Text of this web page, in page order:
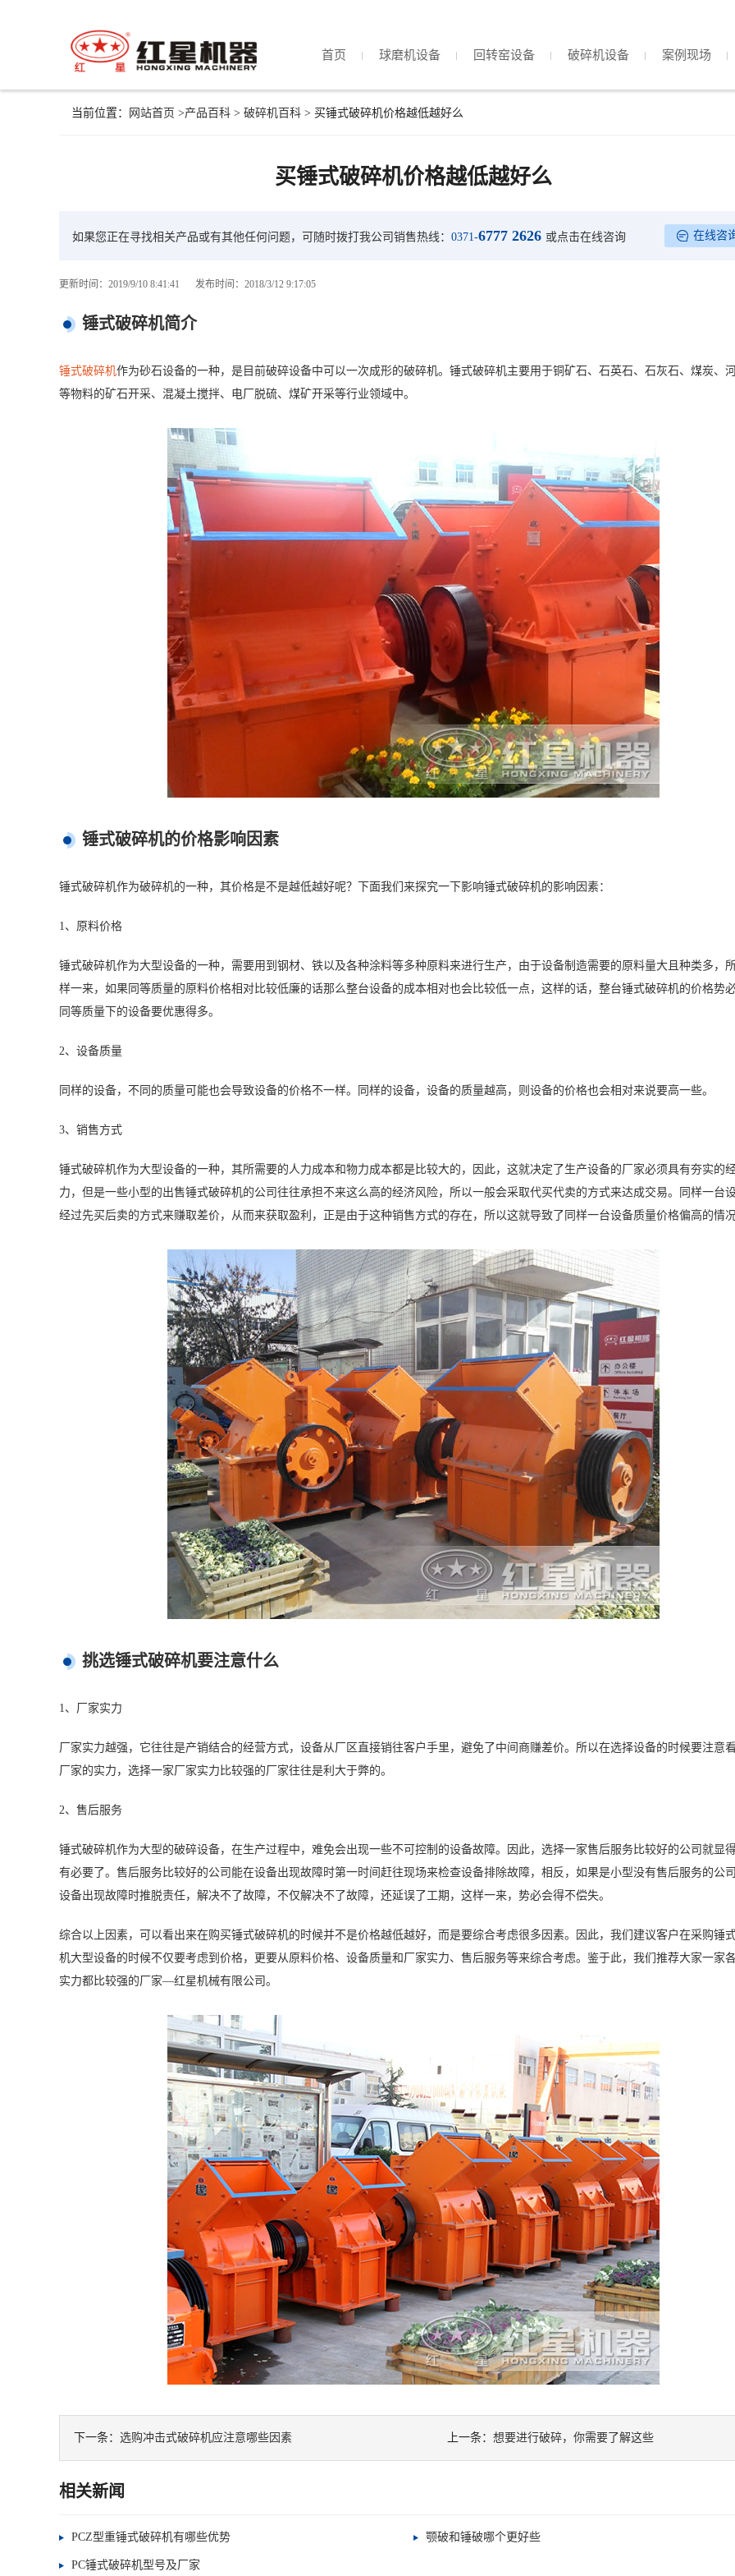
首页 球磨机设备 回转窑设备 破碎机设备 案例现场
当前位置： 网站首页 >产品百科 > 破碎机百科 > 买锤式破碎机价格越低越好么
买锤式破碎机价格越低越好么
如果您正在寻找相关产品或有其他任何问题，可随时拨打我公司销售热线： 0371-6777 2626 或点击在线咨询 在线咨
更新时间：2019/9/10 8:41:41 发布时间：2018/3/12 9:17:05
锤式破碎机简介
锤式破碎机作为砂石设备的一种，是目前破碎设备中可以一次成形的破碎机。锤式破碎机主要用于铜矿石、石英石、石灰石、煤炭、
等物料的矿石开采、混凝土搅拌、电厂脱硫、煤矿开采等行业领域中。
锤式破碎机的价格影响因素
锤式破碎机作为破碎机的一种，其价格是不是越低越好呢？下面我们来探究一下影响锤式破碎机的影响因素：
1、原料价格
锤式破碎机作为大型设备的一种，需要用到钢材、铁以及各种涂料等多种原料来进行生产，由于设备制造需要的原料量大且种类多，
样一来，如果同等质量的原料价格相对比较低廉的话那么整台设备的成本相对也会比较低一点，这样的话，整台锤式破碎机的价格势
同等质量下的设备要优惠得多。
2、设备质量
同样的设备，不同的质量可能也会导致设备的价格不一样。同样的设备，设备的质量越高，则设备的价格也会相对来说要高一些。
3、销售方式
锤式破碎机作为大型设备的一种，其所需要的人力成本和物力成本都是比较大的，因此，这就决定了生产设备的厂家必须具有夯实的
力，但是一些小型的出售锤式破碎机的公司往往承担不来这么高的经济风险，所以一般会采取代买代卖的方式来达成交易。同样一台
经过先买后卖的方式来赚取差价，从而来获取盈利，正是由于这种销售方式的存在，所以这就导致了同样一台设备质量价格偏高的情
挑选锤式破碎机要注意什么
1、厂家实力
厂家实力越强，它往往是产销结合的经营方式，设备从厂区直接销往客户手里，避免了中间商赚差价。所以在选择设备的时候要注意
厂家的实力，选择一家厂家实力比较强的厂家往往是利大于弊的。
2、售后服务
锤式破碎机作为大型的破碎设备，在生产过程中，难免会出现一些不可控制的设备故障。因此，选择一家售后服务比较好的公司就显
有必要了。售后服务比较好的公司能在设备出现故障时第一时间赶往现场来检查设备排除故障，相反，如果是小型没有售后服务的公
设备出现故障时推脱责任，解决不了故障，不仅解决不了故障，还延误了工期，这样一来，势必会得不偿失。
综合以上因素，可以看出来在购买锤式破碎机的时候并不是价格越低越好，而是要综合考虑很多因素。因此，我们建议客户在采购锤
机大型设备的时候不仅要考虑到价格，更要从原料价格、设备质量和厂家实力、售后服务等来综合考虑。鉴于此，我们推荐大家一家
实力都比较强的厂家—红星机械有限公司。
上一条：想要进行破碎，你需要了解这些
下一条：选购冲击式破碎机应注意哪些因素
相关新闻
PCZ型重锤式破碎机有哪些优势 颚破和锤破哪个更好些
PC锤式破碎机型号及厂家